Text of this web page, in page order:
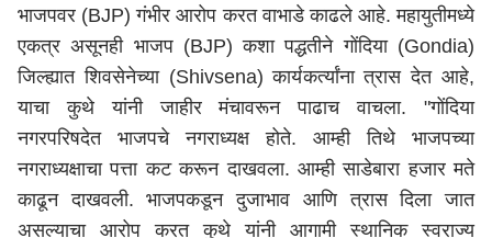
भाजपवर (BJP) गंभीर आरोप करत वाभाडे काढले आहे. महायुतीमध्ये
एकत्र असूनही भाजप (BJP) कशा पद्धतीने गोंदिया (Gondia)
जिल्ह्यात शिवसेनेच्या (Shivsena) कार्यकर्त्यांना त्रास देत आहे,
याचा कुथे यांनी जाहीर मंचावरून पाढाच वाचला. "गोंदिया
नगरपरिषदेत भाजपचे नगराध्यक्ष होते. आम्ही तिथे भाजपच्या
नगराध्यक्षाचा पत्ता कट करून दाखवला. आम्ही साडेबारा हजार मते
काढून दाखवली. भाजपकडून दुजाभाव आणि त्रास दिला जात
असल्याचा आरोप करत कुथे यांनी आगामी स्थानिक स्वराज्य